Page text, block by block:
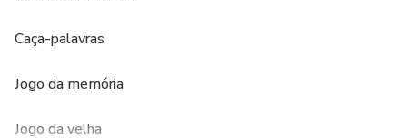
Caça-palavras
Jogo da memória
Jogo da velha